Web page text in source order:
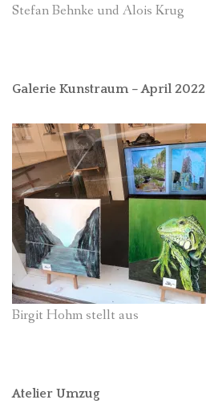
Stefan Behnke und Alois Krug
Galerie Kunstraum – April 2022
Birgit Hohm stellt aus
Atelier Umzug